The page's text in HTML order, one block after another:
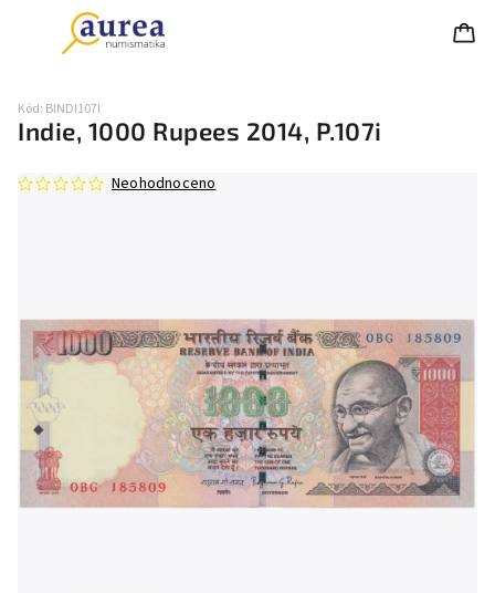
Indie, 1000 Rupees 2014, P.107i
Kód: BINDI107I
Neohodnoceno